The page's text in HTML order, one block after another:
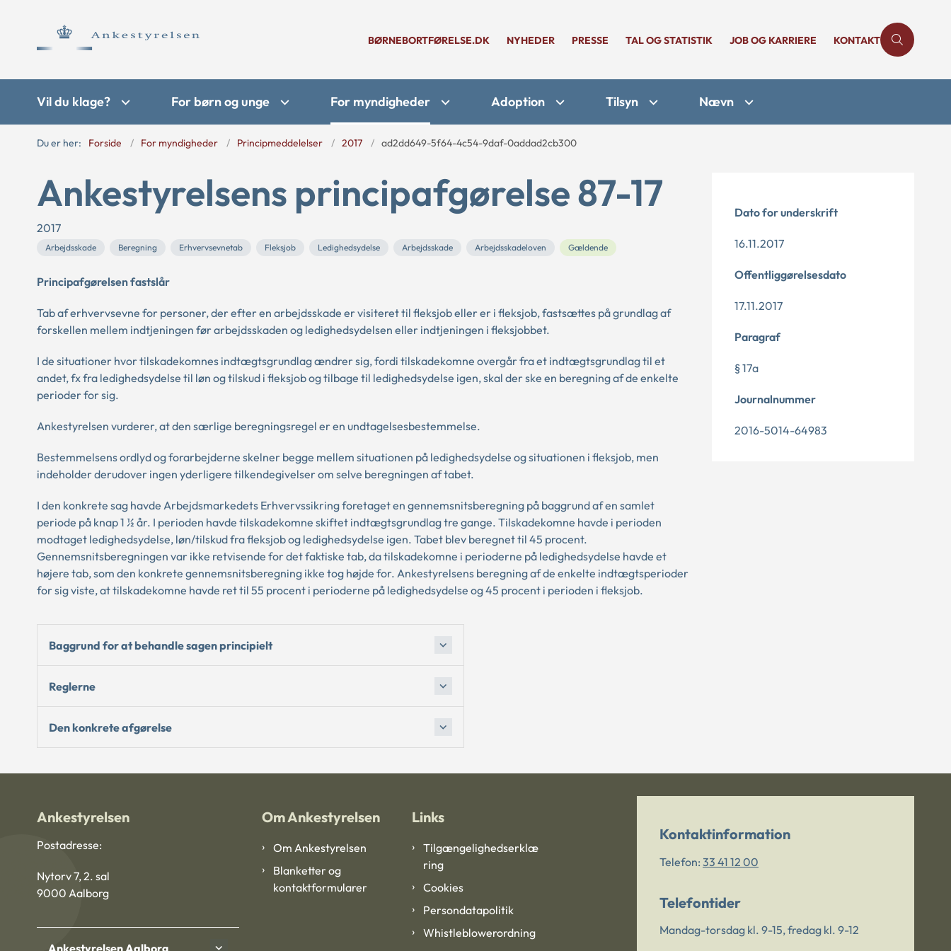
BØRNEBORTFØRELSE.DK NYHEDER PRESSE TAL OG STATISTIK JOB OG KARRIERE KONTAKT
Vil du klage? For børn og unge For myndigheder Adoption Tilsyn Nævn
Du er her: Forside For myndigheder Principmeddelelser 2017 ad2dd649-5f64-4c54-9daf-0addad2cb300
Ankestyrelsens principafgørelse 87-17
2017
Arbejdsskade Beregning Erhvervsevnetab Fleksjob Ledighedsydelse Arbejdsskade Arbejdsskadeloven Gældende
Principafgørelsen fastslår
Tab af erhvervsevne for personer, der efter en arbejdsskade er visiteret til fleksjob eller er i fleksjob, fastsættes på grundlag af
forskellen mellem indtjeningen før arbejdsskaden og ledighedsydelsen eller indtjeningen i fleksjobbet.
I de situationer hvor tilskadekomnes indtægtsgrundlag ændrer sig, fordi tilskadekomne overgår fra et indtægtsgrundlag til et
andet, fx fra ledighedsydelse til løn og tilskud i fleksjob og tilbage til ledighedsydelse igen, skal der ske en beregning af de enkelte
perioder for sig.
Ankestyrelsen vurderer, at den særlige beregningsregel er en undtagelsesbestemmelse.
Bestemmelsens ordlyd og forarbejderne skelner begge mellem situationen på ledighedsydelse og situationen i fleksjob, men
indeholder derudover ingen yderligere tilkendegivelser om selve beregningen af tabet.
I den konkrete sag havde Arbejdsmarkedets Erhvervssikring foretaget en gennemsnitsberegning på baggrund af en samlet
periode på knap 1 ½ år. I perioden havde tilskadekomne skiftet indtægtsgrundlag tre gange. Tilskadekomne havde i perioden
modtaget ledighedsydelse, løn/tilskud fra fleksjob og ledighedsydelse igen. Tabet blev beregnet til 45 procent.
Gennemsnitsberegningen var ikke retvisende for det faktiske tab, da tilskadekomne i perioderne på ledighedsydelse havde et
højere tab, som den konkrete gennemsnitsberegning ikke tog højde for. Ankestyrelsens beregning af de enkelte indtægtsperioder
for sig viste, at tilskadekomne havde ret til 55 procent i perioderne på ledighedsydelse og 45 procent i perioden i fleksjob.
Baggrund for at behandle sagen principielt
Reglerne
Den konkrete afgørelse
Dato for underskrift
16.11.2017
Offentliggørelsesdato
17.11.2017
Paragraf
§ 17a
Journalnummer
2016-5014-64983
Ankestyrelsen
Postadresse:
Nytorv 7, 2. sal
9000 Aalborg
Ankestyrelsen Aalborg
Om Ankestyrelsen
Om Ankestyrelsen
Blanketter og
kontaktformularer
Links
Tilgængelighedserklæ
ring
Cookies
Persondatapolitik
Whistleblowerordning
Kontaktinformation
Telefon: 33 41 12 00
Telefontider
Mandag-torsdag kl. 9-15, fredag kl. 9-12